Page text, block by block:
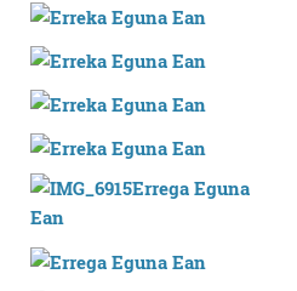
informazioa biltzeko eta
datuak nork eta zertarako
eskatzen, eta beren
babesten dira. Ikusi gure
ustez zein helburutarako
aurka nola egin